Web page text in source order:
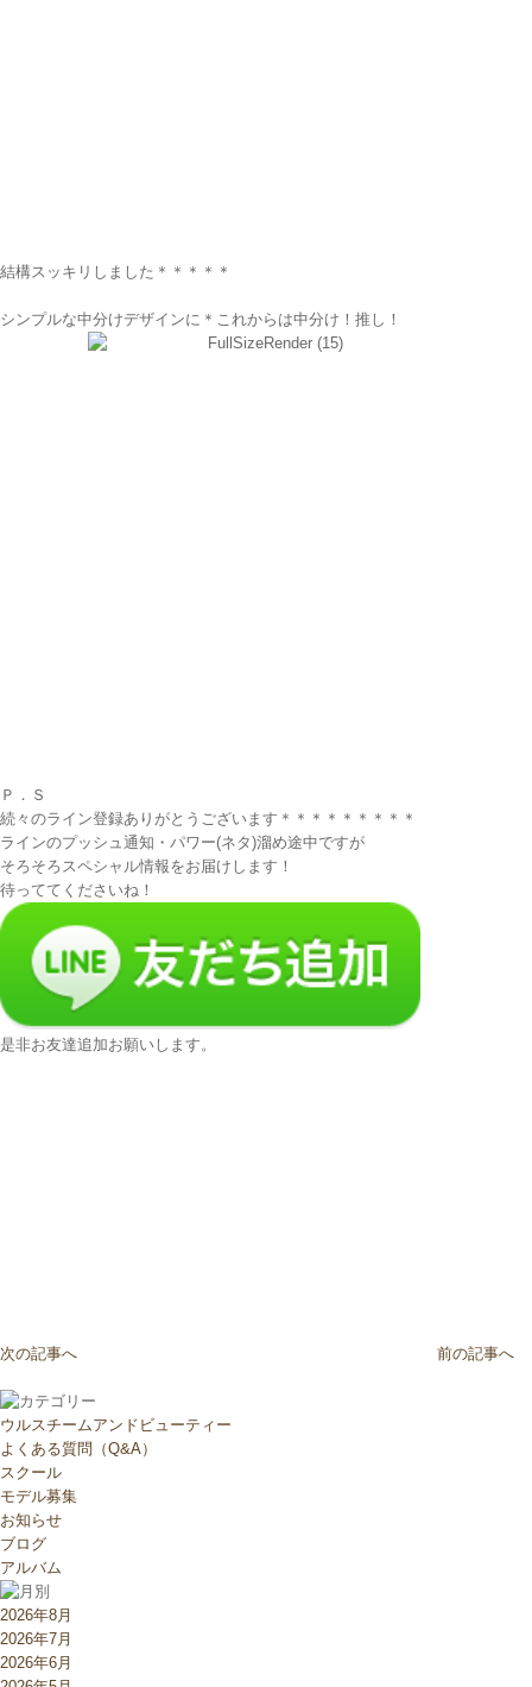
結構スッキリしました＊＊＊＊＊
シンプルな中分けデザインに＊これからは中分け！推し！
Ｐ．Ｓ
続々のライン登録ありがとうございます＊＊＊＊＊＊＊＊＊
ラインのプッシュ通知・パワー(ネタ)溜め途中ですが
そろそろスペシャル情報をお届けします！
待っててくださいね！
是非お友達追加お願いします。
次の記事へ 前の記事へ
ウルスチームアンドビューティー
よくある質問（Q&A）
スクール
モデル募集
お知らせ
ブログ
アルバム
2026年8月
2026年7月
2026年6月